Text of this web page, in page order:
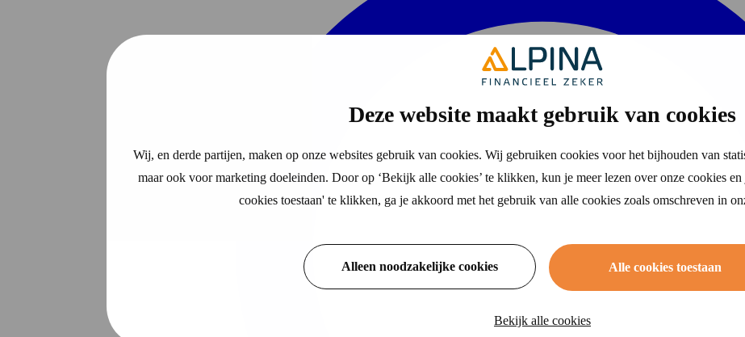
Deze website maakt gebruik van cookies
Wij, en derde partijen, maken op onze websites gebruik van cookies. Wij gebruiken cookies voor het bijhouden van
maar ook voor marketing doeleinden. Door op ‘Bekijk alle cookies’ te klikken, kun je meer lezen over onze cookies
cookies toestaan' te klikken, ga je akkoord met het gebruik van alle cookies zoals omschreven in
Alleen noodzakelijke cookies Alle cookies toestaan
Bekijk alle cookies